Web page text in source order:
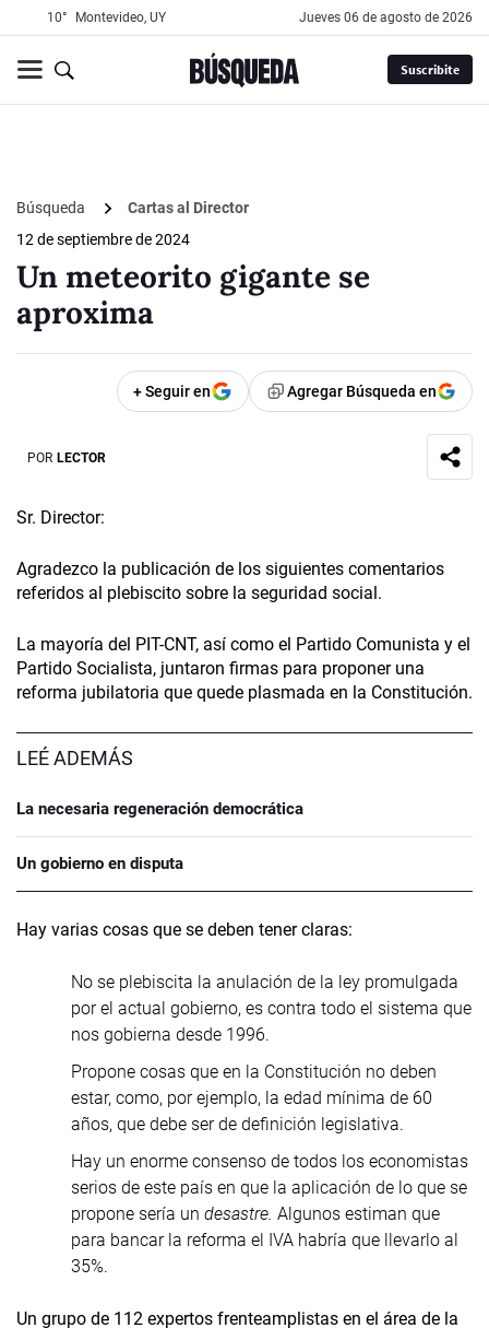
10° Montevideo, UY jueves 06 de agosto de 2026
Suscribite
Búsqueda
Cartas al Director
12 de septiembre de 2024
Un meteorito gigante se
aproxima
+ Seguir en Agregar Búsqueda en
POR LECTOR
Sr. Director:
Agradezco la publicación de los siguientes comentarios
referidos al plebiscito sobre la seguridad social.
La mayoría del PIT-CNT, así como el Partido Comunista y el
Partido Socialista, juntaron firmas para proponer una
reforma jubilatoria que quede plasmada en la Constitución.
LEÉ ADEMÁS
La necesaria regeneración democrática
Un gobierno en disputa
Hay varias cosas que se deben tener claras:
No se plebiscita la anulación de la ley promulgada
por el actual gobierno, es contra todo el sistema que
nos gobierna desde 1996.
Propone cosas que en la Constitución no deben
estar, como, por ejemplo, la edad mínima de 60
años, que debe ser de definición legislativa.
Hay un enorme consenso de todos los economistas
serios de este país en que la aplicación de lo que se
propone sería un desastre. Algunos estiman que
para bancar la reforma el IVA habría que llevarlo al
35%.
Un grupo de 112 expertos frenteamplistas en el área de la